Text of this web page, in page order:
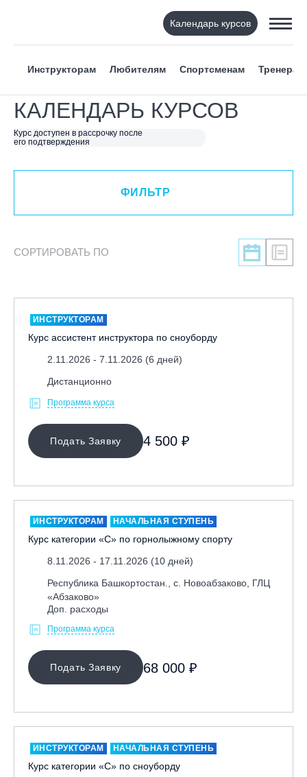
Календарь курсов
Инструкторам Любителям Спортсменам Тренерам
КАЛЕНДАРЬ КУРСОВ
Курс доступен в рассрочку после
его подтверждения
ФИЛЬТР
ВИД СПОРТА
Я ХОЧУ
КАТЕГОРИЯ
ЛЕКТОР
МЕСТО ПРОВЕДЕНИЯ
ФИЛЬТР
СОРТИРОВАТЬ ПО
ИНСТРУКТОРАМ
Курс ассистент инструктора по сноуборду
2.11.2026 - 7.11.2026 (6 дней)
Дистанционно
Программа курса
Подать Заявку 4 500 ₽
ИНСТРУКТОРАМ НАЧАЛЬНАЯ СТУПЕНЬ
Курс категории «С» по горнолыжному спорту
8.11.2026 - 17.11.2026 (10 дней)
Республика Башкортостан., с. Новоабзаково, ГЛЦ
«Абзаково»
Доп. расходы
Программа курса
Подать Заявку 68 000 ₽
ИНСТРУКТОРАМ НАЧАЛЬНАЯ СТУПЕНЬ
Курс категории «С» по сноуборду